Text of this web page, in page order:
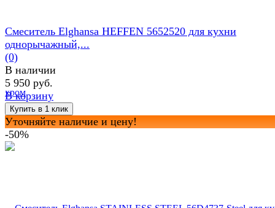
Смеситель Elghansa HEFFEN 5652520 для кухни
однорычажный,...
(0)
В наличии
5 950 руб.
В корзину
Уточняйте наличие и цену!
-50%